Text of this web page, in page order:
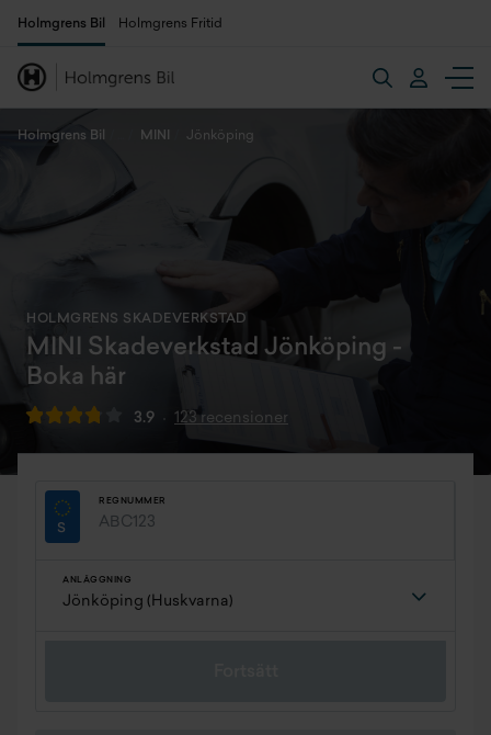
Holmgrens Bil Holmgrens Fritid
Holmgrens Bil MINI Jönköping
HOLMGRENS SKADEVERKSTAD
MINI Skadeverkstad Jönköping -
Boka här
3.9 123 recensioner
REGNUMMER
ANLÄGGNING